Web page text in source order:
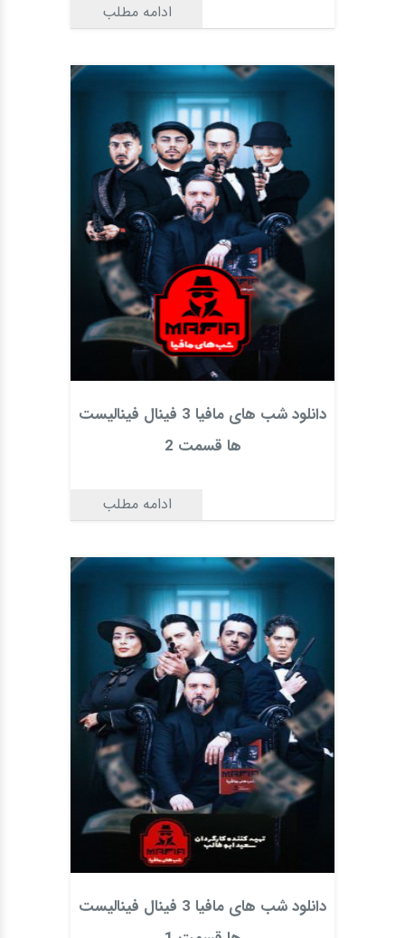
ادامه مطلب
دانلود شب های مافیا 3 فینال فینالیست
ها قسمت 2
ادامه مطلب
دانلود شب های مافیا 3 فینال فینالیست